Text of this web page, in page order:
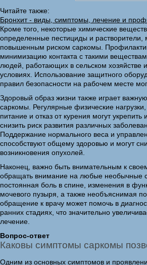
Читайте также:
Бронхит - виды, симптомы, лечение и
Кроме того, некоторые химические
определенные пестициды и растворители,
повышенным риском саркомы.
минимизацию контакта с такими
людей, работающих в сельском
условиях. Использование защитного
правил безопасности на рабочем месте
Здоровый образ жизни также играет
саркомы. Регулярные физические
питание и отказ от курения могут
снизить риск развития различных
Поддержание нормального веса и
способствуют общему здоровью и могут
возникновения опухолей.
Наконец, важно быть внимательным к
обращать внимание на любые необычные
постоянная боль в спине, изменения в
мочевого пузыря, а также необъяснимая
обращение к врачу может помочь в
ранних стадиях, что значительно
лечение.
Вопрос-ответ
Каковы симптомы саркомы
Одним из основных симптомов и